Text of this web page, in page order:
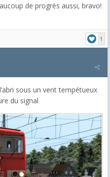
de progrès aussi, bravo!
1
sous un vent tempétueux
du signal